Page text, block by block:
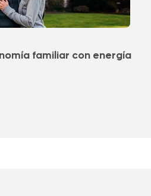
familiar con energía